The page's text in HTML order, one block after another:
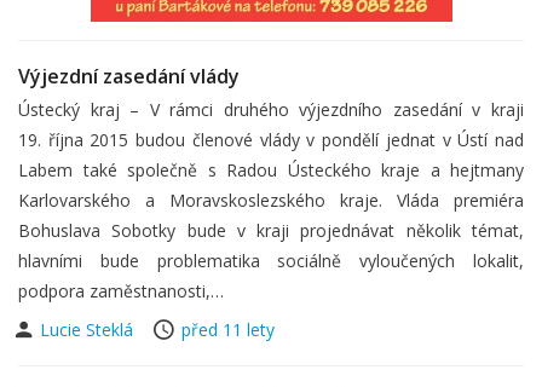
Výjezdní zasedání vlády
Ústecký kraj – V rámci druhého výjezdního zasedání v kraji
19. října 2015 budou členové vlády v pondělí jednat v Ústí nad
Labem také společně s Radou Ústeckého kraje a hejtmany
Karlovarského a Moravskoslezského kraje. Vláda premiéra
Bohuslava Sobotky bude v kraji projednávat několik témat,
hlavními bude problematika sociálně vyloučených lokalit,
podpora zaměstnanosti,…
Lucie Steklá
před 11 lety